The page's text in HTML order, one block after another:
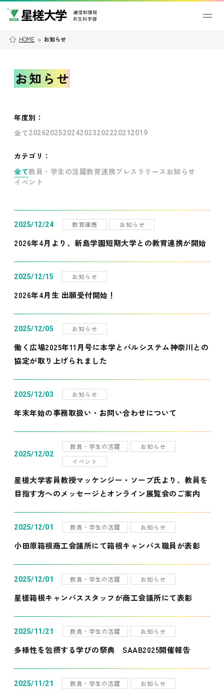
HOME > お知らせ
お知らせ
年度別 ：
全て202620252024202320222021 2019
カテゴリ：
全て教員・学生の活躍教育連携プレスリリース お知らせ
イベント
2025/12/24 教育連携 お知らせ
2026年4月より、新島学園短期大学との教育連携が開始
2025/12/15 お知らせ
2026年4月生 出願受付開始！
2025/12/05 お知らせ
働く広場2025年11月号に本学とパルシステム神奈川との
協定が取り上げられました
2025/12/03 お知らせ
年末年始の事務取扱い・お問い合わせについて
2025/12/02
教員・学生の活躍
お知らせ
イベント
星槎大学客員教授マッケンジー・ソープ氏より、教員を
目指す方へのメッセージとオンライン展覧会のご案内
2025/12/01 教員・学生の活躍 お知らせ
小田原箱根商工会議所にて箱根キャンパス職員が表彰
2025/12/01 教員・学生の活躍 お知らせ
星槎箱根キャンパススタッフが商工会議所にて表彰
2025/11/21 教員・学生の活躍 お知らせ
多様性を包摂する学びの祭典 SAAB2025開催報告
2025/11/21 教員・学生の活躍 お知らせ